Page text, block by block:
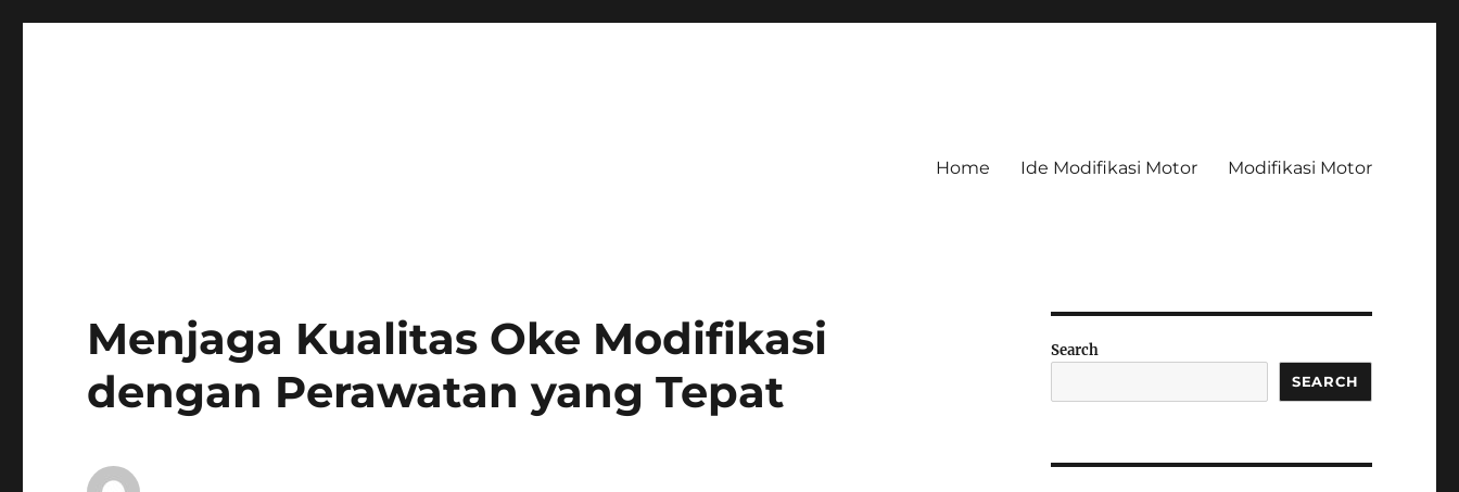
Home Ide Modifikasi Motor Modifikasi Motor
Menjaga Kualitas Oke Modifikasi
dengan Perawatan yang Tepat
Search
SEARCH